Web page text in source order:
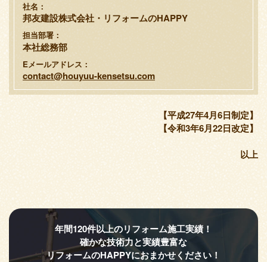
社名
邦友建設株式会社・リフォームのHAPPY
担当部署
本社総務部
Eメールアドレス
contact@houyuu-kensetsu.com
【平成27年4月6日制定】
【令和3年6月22日改定】
以上
年間120件以上のリフォーム施工実績！
確かな技術力と実績豊富な
リフォームのHAPPYにおまかせください！